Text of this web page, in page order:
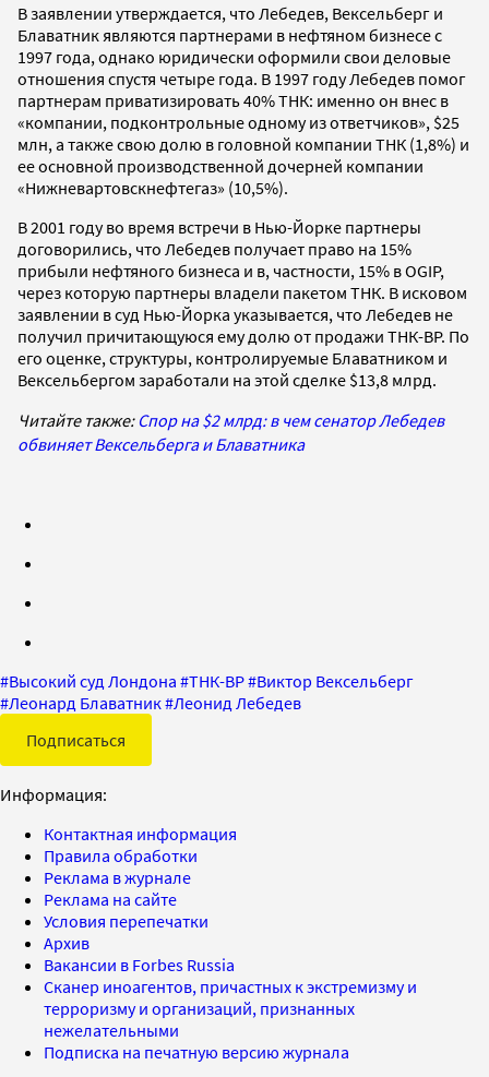
В заявлении утверждается, что Лебедев, Вексельберг и
Блаватник являются партнерами в нефтяном бизнесе с
1997 года, однако юридически оформили свои деловые
отношения спустя четыре года. В 1997 году Лебедев помог
партнерам приватизировать 40% ТНК: именно он внес в
«компании, подконтрольные одному из ответчиков», $25
млн, а также свою долю в головной компании ТНК (1,8%) и
ее основной производственной дочерней компании
«Нижневартовскнефтегаз» (10,5%).
В 2001 году во время встречи в Нью-Йорке партнеры
договорились, что Лебедев получает право на 15%
прибыли нефтяного бизнеса и в, частности, 15% в OGIP,
через которую партнеры владели пакетом ТНК. В исковом
заявлении в суд Нью-Йорка указывается, что Лебедев не
получил причитающуюся ему долю от продажи ТНК-BP. По
его оценке, структуры, контролируемые Блаватником и
Вексельбергом заработали на этой сделке $13,8 млрд.
Читайте также: Спор на $2 млрд: в чем сенатор Лебедев
обвиняет Вексельберга и Блаватника
#Высокий суд Лондона #ТНК-ВР#Виктор Вексельберг
#Леонард Блаватник#Леонид Лебедев
Подписаться
Информация:
Контактная информация
Правила обработки
Реклама в журнале
Реклама на сайте
Условия перепечатки
Архив
Вакансии в Forbes Russia
Сканер иноагентов, причастных к экстремизму и
терроризму и организаций, признанных
нежелательными
Подписка на печатную версию журнала